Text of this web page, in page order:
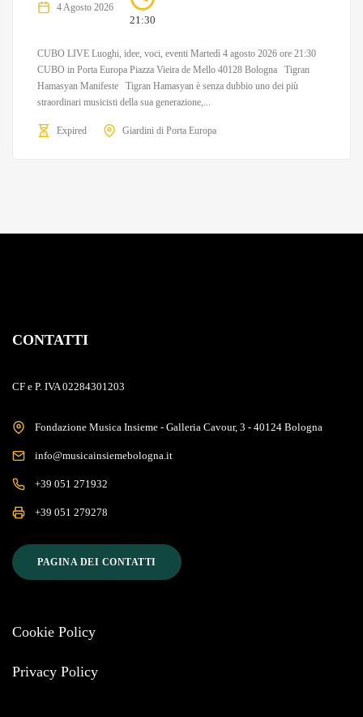
4 Agosto 2026
21:30
CUBO LIVE Luoghi, idee, voci, eventi Martedì 4 agosto 2026 ore 21:30
CUBO in Porta Europa Piazza Vieira de Mello 40128 Bologna Tigran
Hamasyan Manifeste Tigran Hamasyan è senza dubbio uno dei più
straordinari musicisti della sua generazione,...
Expired Giardini di Porta Europa
CONTATTI
CF e P. IVA 02284301203
Fondazione Musica Insieme - Galleria Cavour, 3 - 40124 Bologna
info@musicainsiemebologna.it
+39 051 271932
+39 051 279278
PAGINA DEI CONTATTI
Cookie Policy
Privacy Policy